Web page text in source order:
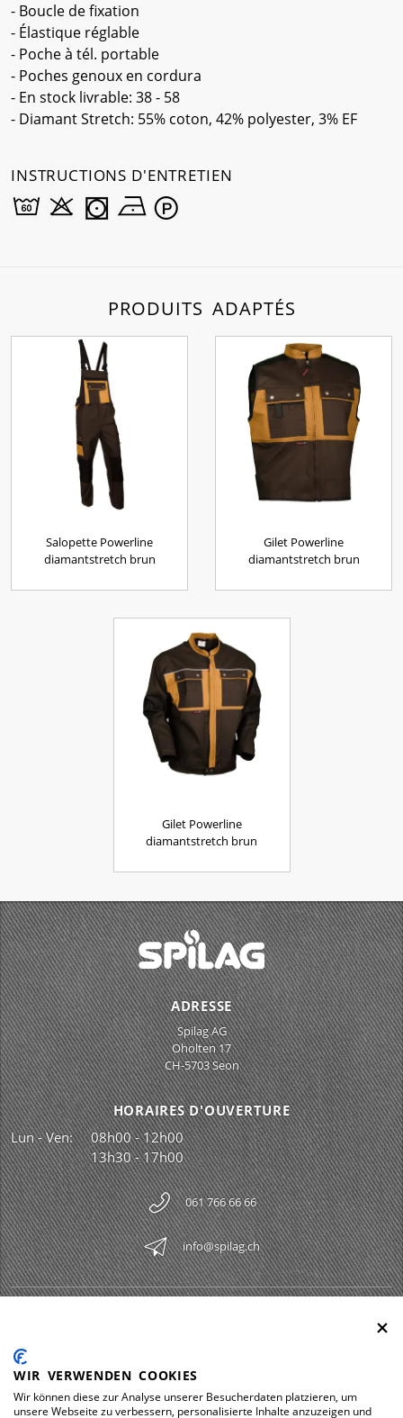
- Boucle de fixation
- Élastique réglable
- Poche à tél. portable
- Poches genoux en cordura
- En stock livrable: 38 - 58
- Diamant Stretch: 55% coton, 42% polyester, 3% EF
INSTRUCTIONS D'ENTRETIEN
PRODUITS ADAPTÉS
Salopette Powerline
diamantstretch brun
Gilet Powerline
diamantstretch brun
Gilet Powerline
diamantstretch brun
ADRESSE
Spilag AG
Oholten 17
CH-5703 Seon
HORAIRES D'OUVERTURE
Lun - Ven:
08h00 - 12h00
13h30 - 17h00
061 766 66 66
info@spilag.ch
LEGAL
DOWNLOADS
WIR VERWENDEN COOKIES
Wir können diese zur Analyse unserer Besucherdaten platzieren, um
unsere Webseite zu verbessern, personalisierte Inhalte anzuzeigen und